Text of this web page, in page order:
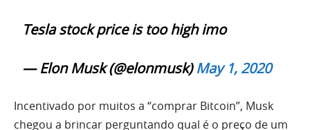
Tesla stock price is too high imo
— Elon Musk (@elonmusk)May 1, 2020
Incentivado por muitos a “comprar Bitcoin”, Musk
chegou a brincar perguntando qual é o preço de um